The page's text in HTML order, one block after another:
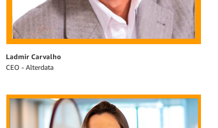
Ladmir Carvalho
CEO - Alterdata